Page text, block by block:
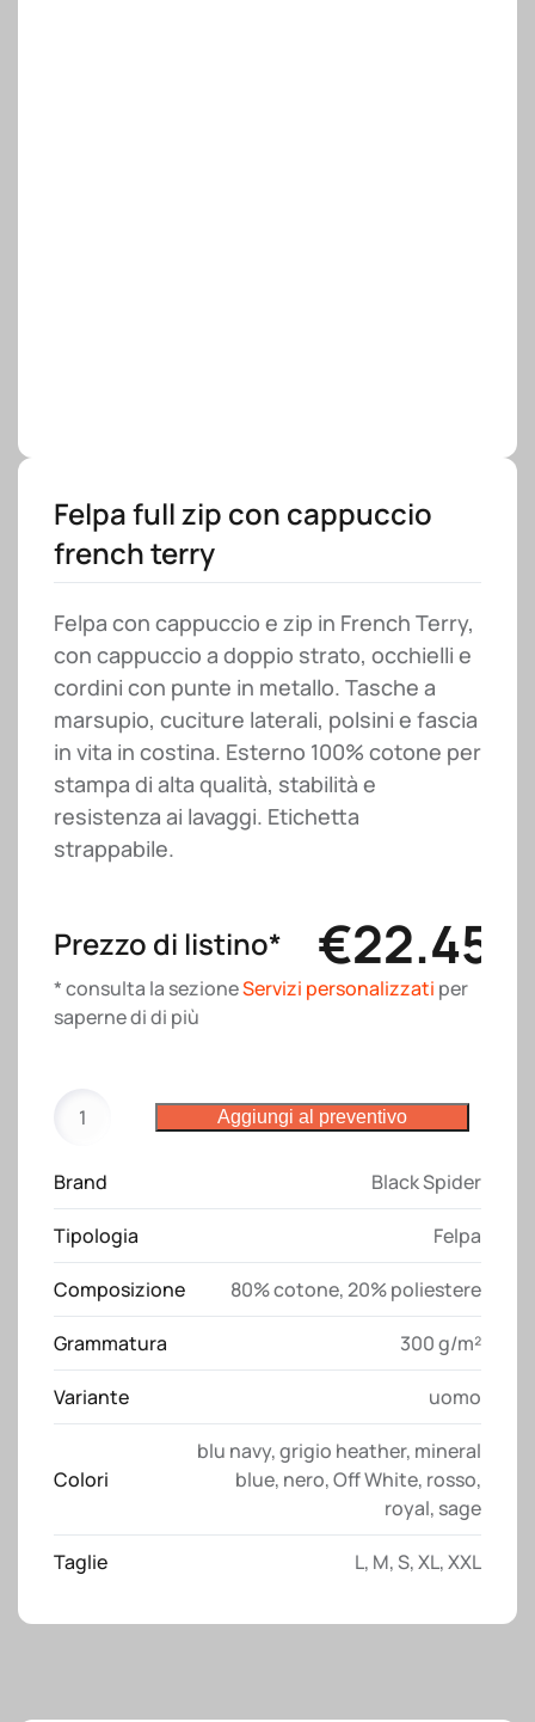
Felpa full zip con cappuccio
french terry
Felpa con cappuccio e zip in French Terry,
con cappuccio a doppio strato, occhielli e
cordini con punte in metallo. Tasche a
marsupio, cuciture laterali, polsini e fascia
in vita in costina. Esterno 100% cotone per
stampa di alta qualità, stabilità e
resistenza ai lavaggi. Etichetta
strappabile.
Prezzo di listino* €22.45
* consulta la sezioneServizi personalizzati per
saperne di di più
BS304
Spider
quantità
Aggiungi al preventivo
Brand Black Spider
Tipologia Felpa
Composizione 80% cotone, 20% poliestere
Grammatura 300 g/m²
Variante uomo
Colori
blu navy,grigio heather, mineral
blue, nero,Off White, rosso,
royal, sage
Taglie L, M,S,XL,XXL